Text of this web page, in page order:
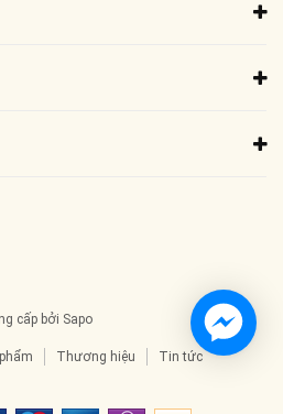
cấp bởi Sapo
Thương hiệu
Tin tức